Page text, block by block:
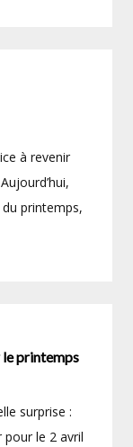
à revenir
printemps,
printemps
surprise :
pour le 2 avril